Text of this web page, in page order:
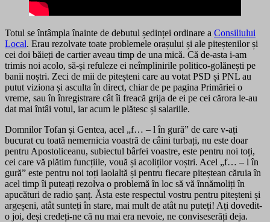
Totul se întâmpla înainte de debutul ședinței ordinare a Consiliului
Local. Erau rezolvate toate problemele orașului și ale piteștenilor și
cei doi băieți de cartier aveau timp de una mică. Că de-asta i-am
trimis noi acolo, să-și refuleze ei neîmplinirile politico-golănești pe
banii noștri. Zeci de mii de piteșteni care au votat PSD și PNL au
putut viziona și asculta în direct, chiar de pe pagina Primăriei o
vreme, sau în înregistrare cât îi freacă grija de ei pe cei cărora le-au
dat mai întâi votul, iar acum le plătesc și salariile.
Domnilor Tofan și Gentea, acel „f… – l în gură” de care v-ați
bucurat cu toată nemernicia voastră de câini turbați, nu este doar
pentru Apostoliceanu, subiectul bârfei voastre, este pentru noi toți,
cei care vă plătim funcțiile, vouă și acoliților voștri. Acel „f… – l în
gură” este pentru noi toți laolaltă și pentru fiecare piteștean căruia în
acel timp îi puteați rezolva o problemă în loc să vă înnămoliți în
apucături de radio șanț. Ăsta este respectul vostru pentru piteșteni și
argeșeni, atât sunteți în stare, mai mult de atât nu puteți! Ați dovedit-
o joi, deși credeți-ne că nu mai era nevoie, ne conviseserăți deja.